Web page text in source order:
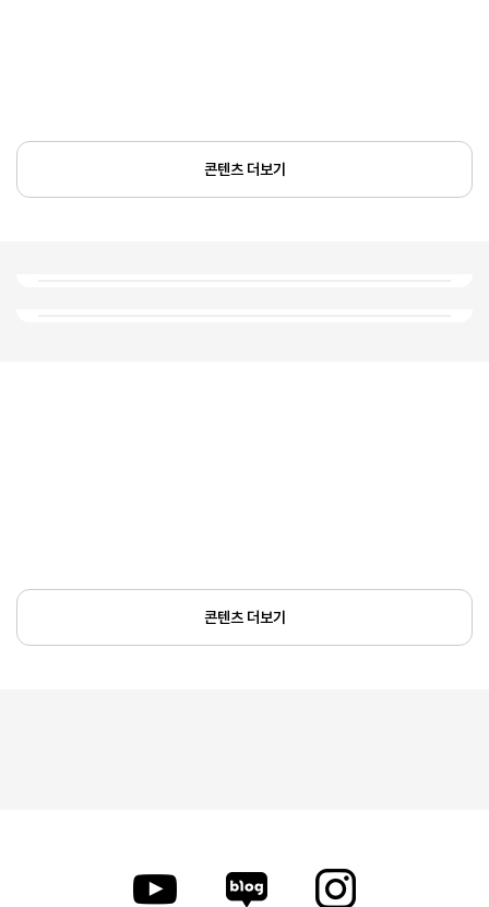
콘텐츠 더보기
콘텐츠 더보기